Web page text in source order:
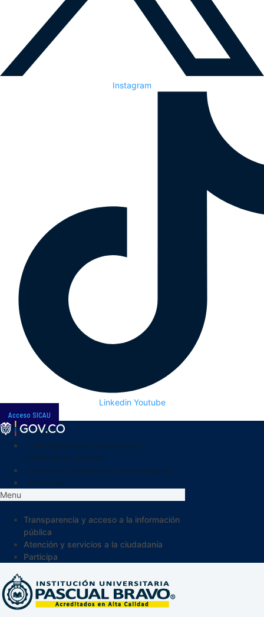
Instagram
Linkedin Youtube
Acceso SICAU
Menu
Transparencia y acceso a la información
pública
Atención y servicios a la ciudadanía
Participa